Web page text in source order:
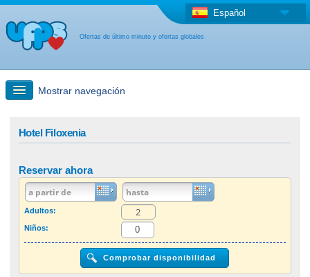
Ofertas de último minuto y ofertas globales
Español
Mostrar navegación
Oferta de última hora + Oferta global
otro país
Hotel Filoxenia
Reservar ahora
Adultos:
Niños: